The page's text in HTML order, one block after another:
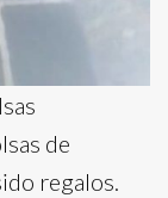
de
regalos.